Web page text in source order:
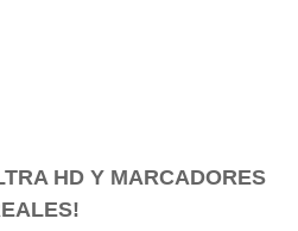
HD Y MARCADORES